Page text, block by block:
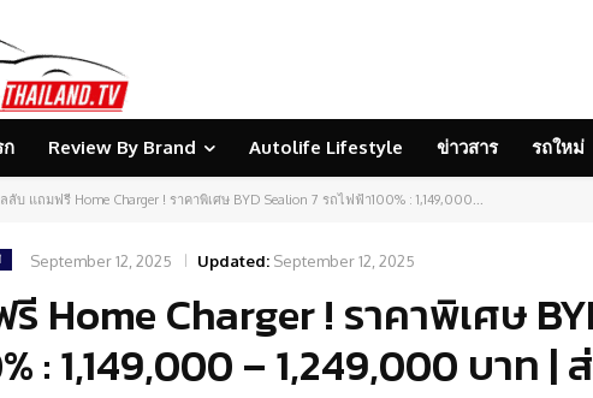
Review By Brand Autolife Lifestyle ข่าวสาร รถใหม่
ลับ แถมฟรี Home Charger ! ราคาพิเศษ BYD Sealion 7 รถไฟฟ้า100% : 1,149,000...
September 12, 2025 Updated: September 12, 2025
Home Charger ! ราคาพิเศษ
: 1,149,000 – 1,249,000 บาท |